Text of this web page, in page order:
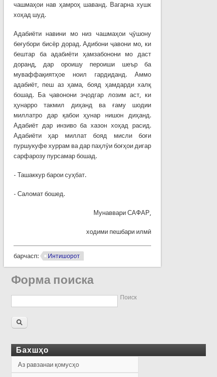
чашмаҳои нав ҳамроҳ шаванд. Вагарна хушк
хоҳад шуд.
Адабиёти навини мо низ чашмаҳои ҷӯшону
беғубори бисёр дорад. Адибони ҷавони мо, ки
бештар ба адабиёти ҳамзабонони мо даст
доранд, дар ороишу пероиши шеър ба
муваффақиятҳое ноил гардиданд. Аммо
адабиёт, пеш аз ҳама, бояд ҳамдарди халқ
бошад. Ба ҷавонони эҷодгар лозим аст, ки
ҳунарро такмил диҳанд ва ғаму шодии
миллатро дар қабои ҳунар нишон диҳанд.
Адабиёт дар инзиво ба хазон хоҳад расид.
Адабиёти ҳар миллат бояд мисли боғи
пуршукуфе хуррам ва дар паҳлӯи боғҳои дигар
сарфарозу пурсамар бошад.
- Ташаккур барои суҳбат.
- Саломат бошед.
Мунаввари САФАР,
ходими пешбари илмӣ
барчасп: Интишорот
Форма поиска
Поиск
Бахшҳо
Аз равзанаи қомусҳо